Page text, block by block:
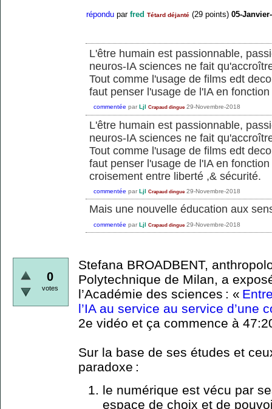
répondu par fred Tétard déjanté (29 points) 05-
L'être humain est passionnable,
neuros-IA sciences ne fait
Tout comme l'usage de films edt
faut penser l'usage de l'IA en
commentée par Ljl Crapaud dingue 29-Novembre-2018
L'être humain est passionnable,
neuros-IA sciences ne fait
Tout comme l'usage de films edt
faut penser l'usage de l'IA en
croisement entre liberté ,& sécurité.
commentée par Ljl Crapaud dingue 29-Novembre-2018
Mais une nouvelle éducation aux
commentée par Ljl Crapaud dingue 29-Novembre-2018
0
votes
Stefana BROADBENT,
Polytechnique de Milan, a
l’Académie des sciences : «
l’IA au service au service d’une
2e vidéo et ça commence à
Sur la base de ses études et
paradoxe :
le numérique est vécu par
espace de choix et de